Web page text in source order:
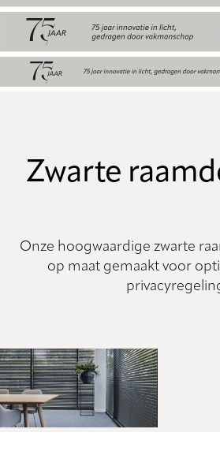
Zwarte
Onze hoogwaardige zwarte
op maat gemaakt voor